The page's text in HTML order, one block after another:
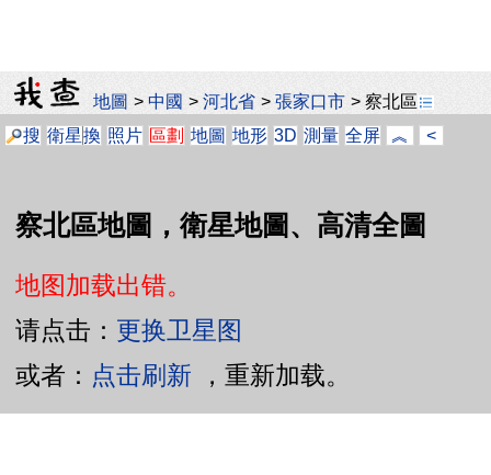
地圖 >中國 >河北省 >張家口市 >察北區
搜 衛星換 照片 區劃 地圖 地形 3D 測量 全屏 ︽ <
察北區地圖，衛星地圖、高清全圖
地图加载出错。
请点击： 更换卫星图
或者： 点击刷新 ，重新加载。